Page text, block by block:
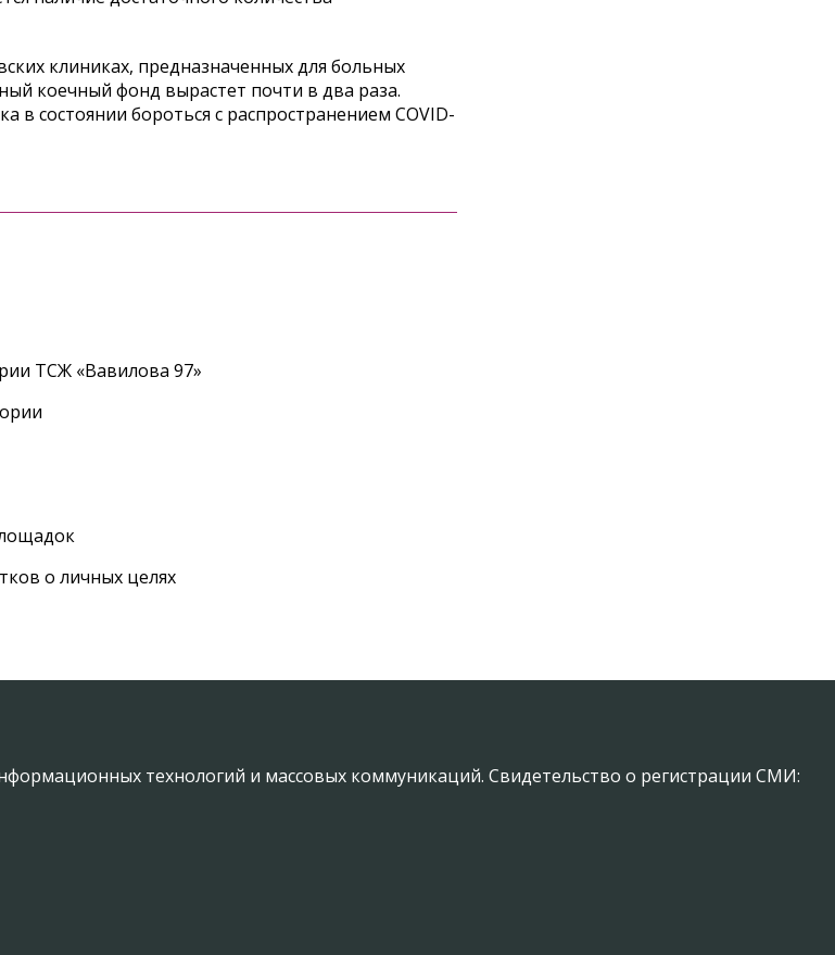
клиниках, предназначенных для больных
коечный фонд вырастет почти в два раза.
в состоянии бороться с распространением COVID-
ТСЖ «Вавилова 97»
о личных целях
технологий и массовых коммуникаций. Свидетельство о регистрации СМИ: